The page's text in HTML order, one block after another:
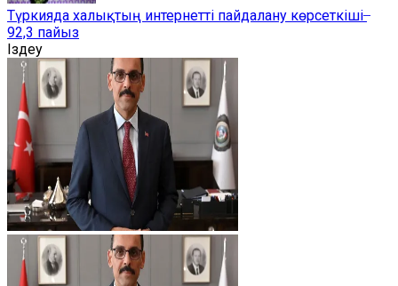
Түркияда халықтың интернетті пайдалану көрсеткіші ̶
92,3 пайыз
Іздеу